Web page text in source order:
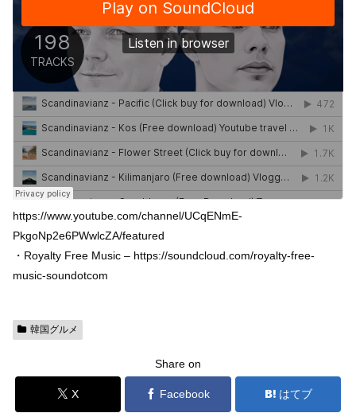
https://www.youtube.com/channel/UCqENmE-
PkgoNp2e6PWwlcZA/featured
・Royalty Free Music – https://soundcloud.com/royalty-free-
music-soundotcom
韓国グルメ
Share on
X Facebook はてブ